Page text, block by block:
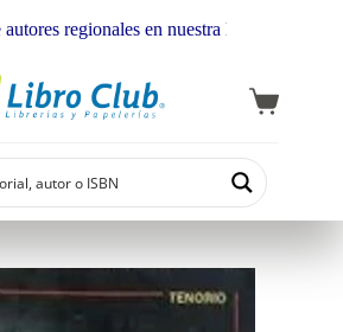
regionales en nuestra librería